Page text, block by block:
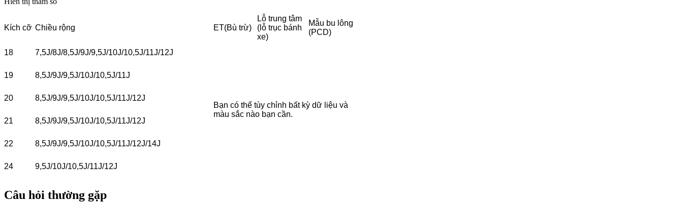
Kích cỡ Chiều rộng ET(Bù trừ)
Lỗ trung tâm
(lỗ trục bánh
xe)
Mẫu bu lông
(PCD)
18 7,5J/8J/8,5J/9J/9,5J/10J/10,5J/11J/12J
Bạn có thể tùy chỉnh bất kỳ dữ liệu và
màu sắc nào bạn cần.
19 8,5J/9J/9,5J/10J/10,5J/11J
20 8,5J/9J/9,5J/10J/10,5J/11J/12J
21 8,5J/9J/9,5J/10J/10,5J/11J/12J
22 8,5J/9J/9,5J/10J/10,5J/11J/12J/14J
24 9,5J/10J/10,5J/11J/12J
Câu hỏi thường gặp